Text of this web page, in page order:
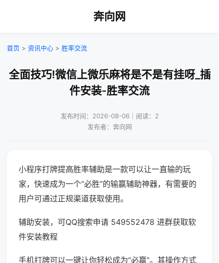
奔向网
首页 > 资讯中心 > 胜率交流
全面技巧!微信上微乐麻将是不是有挂呀_插
件安装-胜率交流
发布时间：2026-08-06｜阅读：2
发布者：奔向网
小程序打牌提高胜率辅助是一款可以让一直输的玩
家，快速成为一个“必胜”的输赢辅助神器，有需要的
用户可通过正规渠道获取使用。
辅助安装，可QQ搜索申请 549552478 进群获取软
件安装教程
手机打牌可以一键让你轻松成为“必赢”。其操作方式